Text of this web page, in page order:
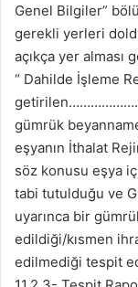
Genel Bilgiler”
gerekli yerleri
açıkça yer alması
“ Dahilde İşleme
gümrük
eşyanın İthalat
söz konusu eşya
tabi tutulduğu ve
uyarınca bir
edildiği/kısmen
edilmediği tespit